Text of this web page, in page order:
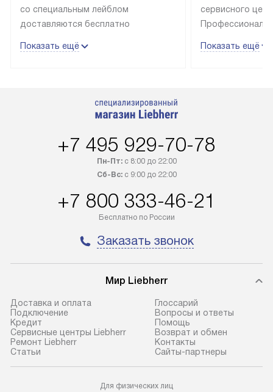
со специальным лейблом
доставляются бесплатно
до подъезда, выезд за МКАД
в течение трех дней. Доставка
регионы осуществляется через
100% предоплаты наша компания
до представительства
транспортной компании в городе
условия доставки у менеджера при
В оговоренный день служба
доставки доставит упакованный
прибор до подъезда. Если
требуется переместить прибор
до двери квартиры или до места
установки, пожалуйста,
с менеджером. За данную услугу
Показать ещё
сервисного
эксплуатации
Стоимость
обеспечивают
предполагают
холодильников
требующим
наличие крана.
Показать ещё
+7 495 929-70-78
Пн-Пт:с 8:00 до 22:00
Сб-Вс:с 9:00 до 22:00
+7 800 333-46-21
Бесплатно по России
Заказать звонок
Мир Liebherr
Доставка и оплата
Подключение
Кредит
Сервисные центры Liebherr
Ремонт Liebherr
Cтатьи
Глоссарий
Вопросы и ответы
Помощь
Возврат и обмен
Контакты
Сайты-партнеры
Для физических лиц